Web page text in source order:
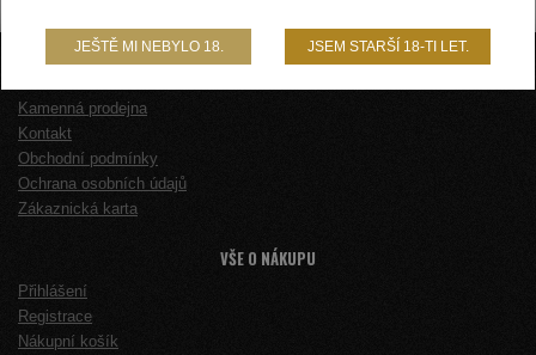
Kamenná prodejna
Kontakt
Obchodní podmínky
Ochrana osobních údajů
Zákaznická karta
VŠE O NÁKUPU
Přihlášení
Registrace
Nákupní košík
JEŠTĚ MI NEBYLO 18. JSEM STARŠÍ 18-TI LET.